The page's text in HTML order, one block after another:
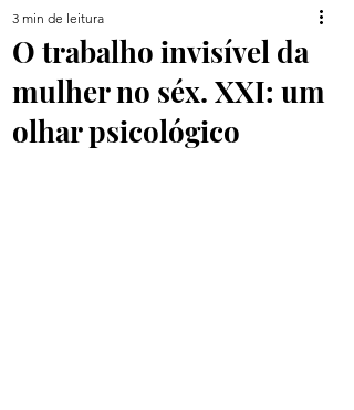
O trabalho invisível da
mulher no séx. XXI: um
olhar psicológico
3 min de leitura